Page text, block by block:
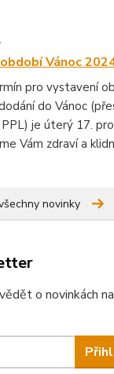
Vánoc
pro vystavení
do Vánoc
je úterý 17.
Vám zdraví a
novinky
o novinkách